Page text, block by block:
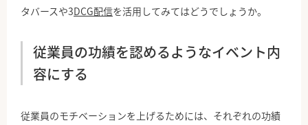
タバースや3DCG配信を活用してみてはどうでしょうか。
従業員の功績を認めるようなイベント内
容にする
従業員のモチベーションを上げるためには、それぞれの功績